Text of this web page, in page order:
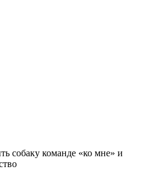
собаку команде «ко мне» и